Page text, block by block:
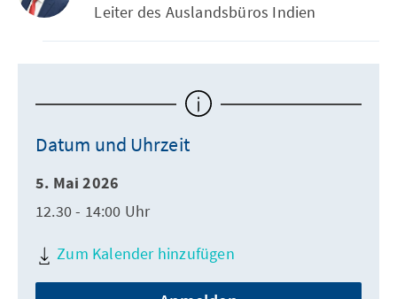
Leiter des Auslandsbüros Indien
Datum und Uhrzeit
5. Mai 2026
12.30 - 14:00 Uhr
Zum Kalender hinzufügen